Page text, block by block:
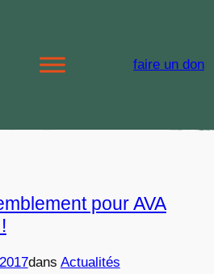
faire un don
:rallye
pour AVA
dans Actualités